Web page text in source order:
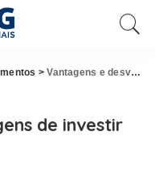
>Vantagens e desvantagens de investir em renda variável
de investir